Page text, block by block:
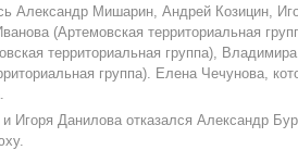
Александр Мишарин, Андрей Козицин,
(Артемовская территориальная
территориальная группа),
группа). Елена Чечунова,
Игоря Данилова отказался Александр